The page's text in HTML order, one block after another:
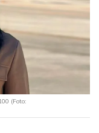
(Foto: